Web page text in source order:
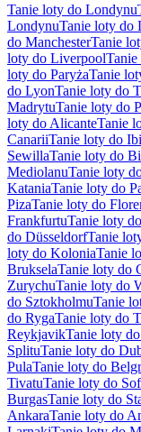
Tanie loty do Londynu
LondynuTanie loty do
do ManchesterTanie
loty do Liverpool
loty do ParyżaTanie
do LyonTanie loty do
MadrytuTanie loty do
loty do AlicanteTanie
CanariiTanie loty do
SewillaTanie loty do
MediolanuTanie loty
KataniaTanie loty do
PizaTanie loty do
FrankfurtuTanie loty
do DüsseldorfTanie
loty do KoloniaTanie
BrukselaTanie loty do
ZurychuTanie loty do
do SztokholmuTanie
do RygaTanie loty do
ReykjavikTanie loty
SplituTanie loty do
PulaTanie loty do
TivatuTanie loty do
BurgasTanie loty do
AnkaraTanie loty do